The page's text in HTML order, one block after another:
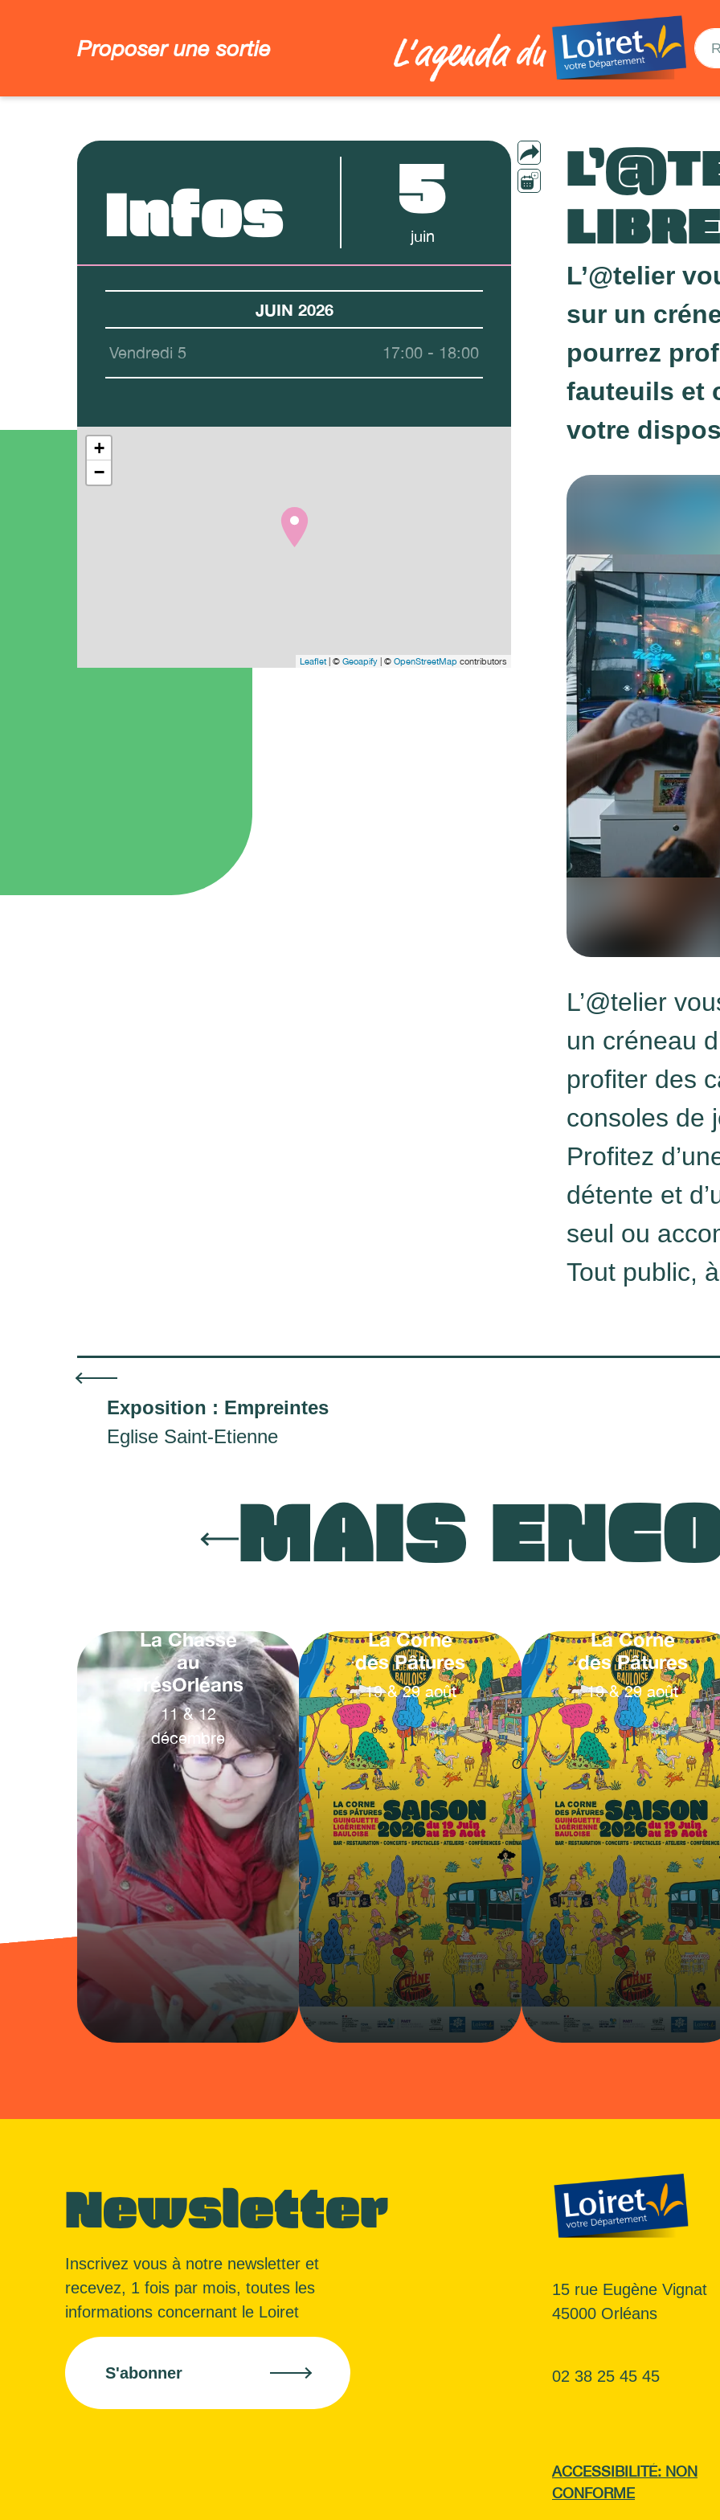
Proposer une sortie
Infos 5
juin
JUIN 2026
Vendredi 5 17:00 - 18:00
+
−
Leaflet| © Geoapify | © OpenStreetMap contributors
L’@telier
sur un
pourrez
fauteuils et
votre
L’@telier
un créneau
profiter des
consoles de
Profitez
détente et
seul ou
Tout public,
Exposition : Empreintes
Eglise Saint-Etienne
MAIS
La Chasse
au
TrésOrléans
11 & 12
décembre
La Corne
des Pâtures
19 & 29 août
La Corne
des Pâtures
19 & 29 août
Newsletter
Inscrivez vous à notre newsletter et
recevez, 1 fois par mois, toutes les
informations concernant le Loiret
S'abonner
15 rue Eugène Vignat
45000 Orléans
02 38 25 45 45
ACCESSIBILITÉ: NON
CONFORME